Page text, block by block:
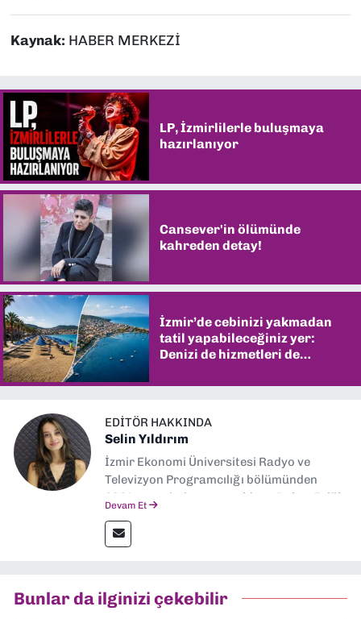
Kaynak: HABER MERKEZİ
LP, İzmirlilerle buluşmaya
hazırlanıyor
Cansever'in ölümünde
kahreden detay!
İzmir’de cebinizi yakmadan
tatil yapabileceğiniz yer:
Denizi de hizmetleri de
EDITÖR HAKKINDA
Selin Yıldırım
İzmir Ekonomi Üniversitesi Radyo ve
Televizyon Programcılığı bölümünden
2024 senesinde mezun oldum. Dokuz Eylül
editörlük görevini de üstleniyorum.
Devam Et
Bunlar da ilginizi çekebilir